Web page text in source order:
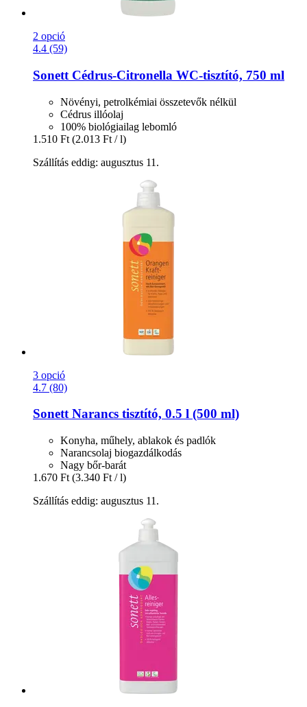
2 opció
4.4 (59)
Sonett Cédrus-​Citronella WC-​tisztító, 750 ml
Növényi, petrolkémiai összetevők nélkül
Cédrus illóolaj
100% biológiailag lebomló
1.510 Ft (2.013 Ft / l)
Szállítás eddig: augusztus 11.
3 opció
4.7 (80)
SonettNarancs tisztító, 0.5 l (500 ml)
Konyha, műhely, ablakok és padlók
Narancsolaj biogazdálkodás
Nagy bőr-barát
1.670 Ft (3.340 Ft / l)
Szállítás eddig: augusztus 11.